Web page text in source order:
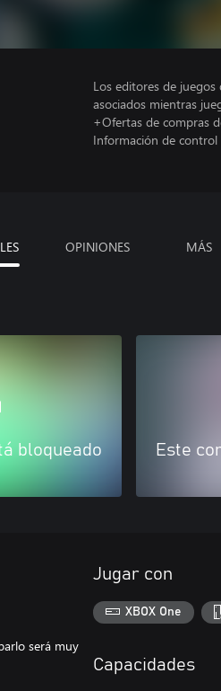
Los editores de
asociados mientras
+Ofertas de compras
Información de control
OPINIONES MÁS
bloqueado Este
será muy
Jugar con
XBOX One
Capacidades